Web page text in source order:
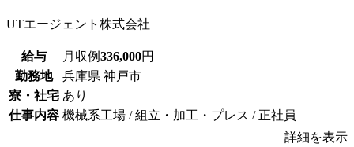
UTエージェント株式会社
給与 月収例336,000円
勤務地
兵庫県 神戸市
寮・社宅 あり
仕事内容 機械系工場 / 組立・加工・プレス / 正社員
詳細を表示